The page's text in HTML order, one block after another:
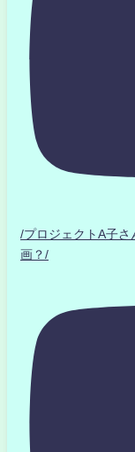
/プロジェクトA子
画？/